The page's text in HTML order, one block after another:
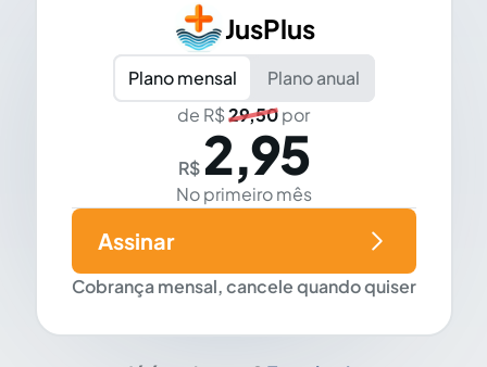
JusPlus
Plano mensal
Plano anual
de R$29,50por
R$ 2,95
No primeiro mês
Cobrança mensal, cancele quando quiser
Assinar